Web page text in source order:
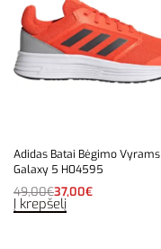
Adidas Batai Bėgimo Vyrams
Galaxy 5 H04595
49,00€37,00€
Į krepšelį